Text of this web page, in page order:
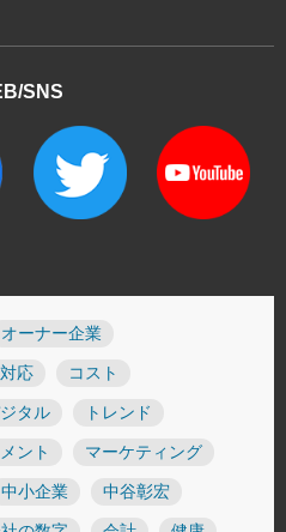
オーナー企業
応 コスト
タル トレンド
ント マーケティング
中小企業 中谷彰宏
SNS